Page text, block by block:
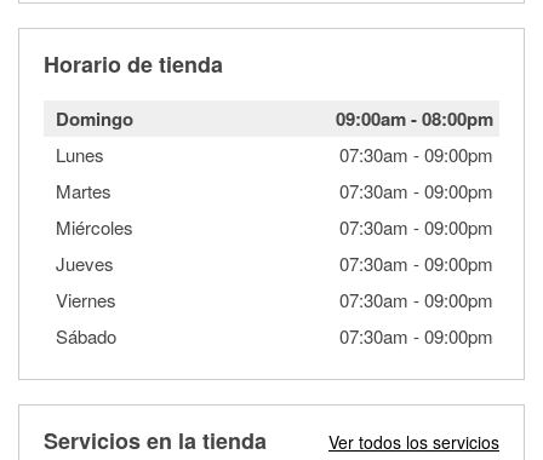
Horario de tienda
Domingo 09:00am-08:00pm
Lunes 07:30am -09:00pm
Martes
07:30am -09:00pm
Miércoles
07:30am -09:00pm
Jueves
07:30am -09:00pm
Viernes
07:30am -09:00pm
Sábado
07:30am -09:00pm
Servicios en la tienda Ver todos los servicios